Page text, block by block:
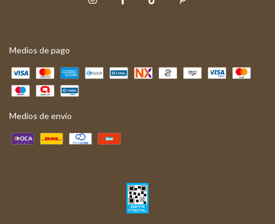
Medios de pago
Medios de envío